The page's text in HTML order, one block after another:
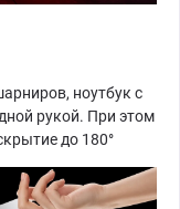
ноутбук с
рукой. При этом
до 180°